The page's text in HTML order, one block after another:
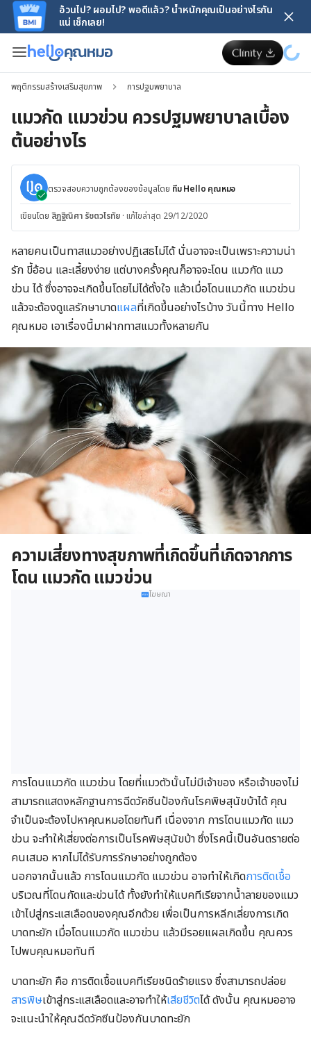
อ้วนไป? ผอมไป? พอดีแล้ว? น้ำหนักคุณเป็นอย่างไรกัน
แน่ เช็กเลย!
พฤติกรรมสร้างเสริมสุขภาพ การปฐมพยาบาล
แมวกัด แมวข่วน ควรปฐมพยาบาลเบื้อง
ต้นอย่างไร
ตรวจสอบความถูกต้องของข้อมูลโดย ทีม Hello คุณหมอ
เขียนโดย สิฏฐิณิศา รัชตวโรทัย · แก้ไขล่าสุด 29/12/2020
หลายคนเป็นทาสแมวอย่างปฏิเสธไม่ได้ นั่นอาจจะเป็นเพราะความน่า
รัก ขี้อ้อน และเลี้ยงง่าย แต่บางครั้งคุณก็อาจจะโดน แมวกัด แมว
ข่วน ได้ ซึ่งอาจจะเกิดขึ้นโดยไม่ได้ตั้งใจ แล้วเมื่อโดนแมวกัด แมวข่วน
แล้วจะต้องดูแลรักษาบาดแผลที่เกิดขึ้นอย่างไรบ้าง วันนี้ทาง Hello
คุณหมอ เอาเรื่องนี้มาฝากทาสแมวทั้งหลายกัน
ความเสี่ยงทางสุขภาพที่เกิดขึ้นที่เกิดจากการ
โดน แมวกัด แมวข่วน
โฆษณา
การโดนแมวกัด แมวข่วน โดยที่แมวตัวนั้นไม่มีเจ้าของ หรือเจ้าของไม่
สามารถแสดงหลักฐานการฉีดวัคซีนป้องกันโรคพิษสุนัขบ้าได้ คุณ
จำเป็นจะต้องไปหาคุณหมอโดยทันที เนื่องจาก การโดนแมวกัด แมว
ข่วน จะทำให้เสี่ยงต่อการเป็นโรคพิษสุนัขบ้า ซึ่งโรคนี้เป็นอันตรายต่อ
คนเสมอ หากไม่ได้รับการรักษาอย่างถูกต้อง
นอกจากนั้นแล้ว การโดนแมวกัด แมวข่วน อาจทำให้เกิดการติดเชื้อ
บริเวณที่โดนกัดและข่วนได้ ทั้งยังทำให้แบคทีเรียจากน้ำลายของแมว
เข้าไปสู่กระแสเลือดของคุณอีกด้วย เพื่อเป็นการหลีกเลี่ยงการเกิด
บาดทะยัก เมื่อโดนแมวกัด แมวข่วน แล้วมีรอยแผลเกิดขึ้น คุณควร
ไปพบคุณหมอทันที
บาดทะยัก คือ การติดเชื้อแบคทีเรียชนิดร้ายแรง ซึ่งสามารถปล่อย
สารพิษเข้าสู่กระแสเลือดและอาจทำให้เสียชีวิตได้ ดังนั้น คุณหมออาจ
จะแนะนำให้คุณฉีดวัคซีนป้องกันบาดทะยัก